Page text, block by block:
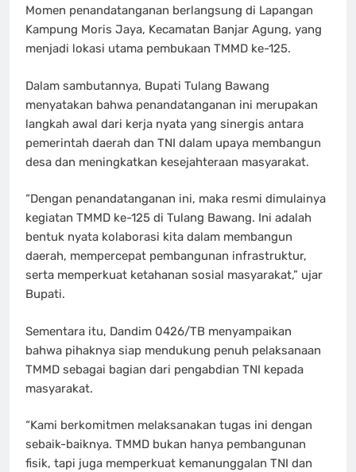
Momen penandatanganan berlangsung di Lapangan
Kampung Moris Jaya, Kecamatan Banjar Agung, yang
menjadi lokasi utama pembukaan TMMD ke-125.
Dalam sambutannya, Bupati Tulang Bawang
menyatakan bahwa penandatanganan ini merupakan
langkah awal dari kerja nyata yang sinergis antara
pemerintah daerah dan TNI dalam upaya membangun
desa dan meningkatkan kesejahteraan masyarakat.
“Dengan penandatanganan ini, maka resmi dimulainya
kegiatan TMMD ke-125 di Tulang Bawang. Ini adalah
bentuk nyata kolaborasi kita dalam membangun
daerah, mempercepat pembangunan infrastruktur,
serta memperkuat ketahanan sosial masyarakat,” ujar
Bupati.
Sementara itu, Dandim 0426/TB menyampaikan
bahwa pihaknya siap mendukung penuh pelaksanaan
TMMD sebagai bagian dari pengabdian TNI kepada
masyarakat.
“Kami berkomitmen melaksanakan tugas ini dengan
sebaik-baiknya. TMMD bukan hanya pembangunan
fisik, tapi juga memperkuat kemanunggalan TNI dan